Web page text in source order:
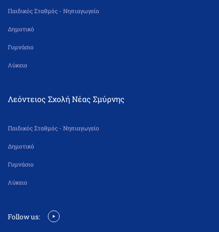
Παιδικός Σταθμός - Νηπιαγωγείο
Δημοτικό
Γυμνάσιο
Λύκειο
Λεόντειος Σχολή Νέας Σμύρνης
Παιδικός Σταθμός - Νηπιαγωγείο
Δημοτικό
Γυμνάσιο
Λύκειο
Follow us: